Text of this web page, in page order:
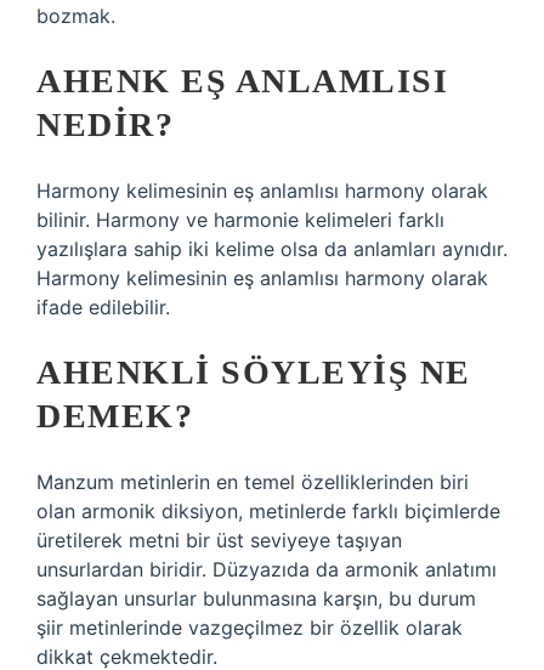
bozmak.
AHENK EŞ ANLAMLISI
NEDIR?
Harmony kelimesinin eş anlamlısı harmony olarak
bilinir. Harmony ve harmonie kelimeleri farklı
yazılışlara sahip iki kelime olsa da anlamları aynıdır.
Harmony kelimesinin eş anlamlısı harmony olarak
ifade edilebilir.
AHENKLI SÖYLEYIŞ NE
DEMEK?
Manzum metinlerin en temel özelliklerinden biri
olan armonik diksiyon, metinlerde farklı biçimlerde
üretilerek metni bir üst seviyeye taşıyan
unsurlardan biridir. Düzyazıda da armonik anlatımı
sağlayan unsurlar bulunmasına karşın, bu durum
şiir metinlerinde vazgeçilmez bir özellik olarak
dikkat çekmektedir.